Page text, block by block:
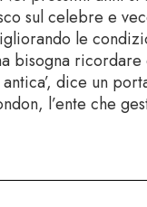
sul celebre e
le
bisogna ricordare
antica’, dice un
l’ente che